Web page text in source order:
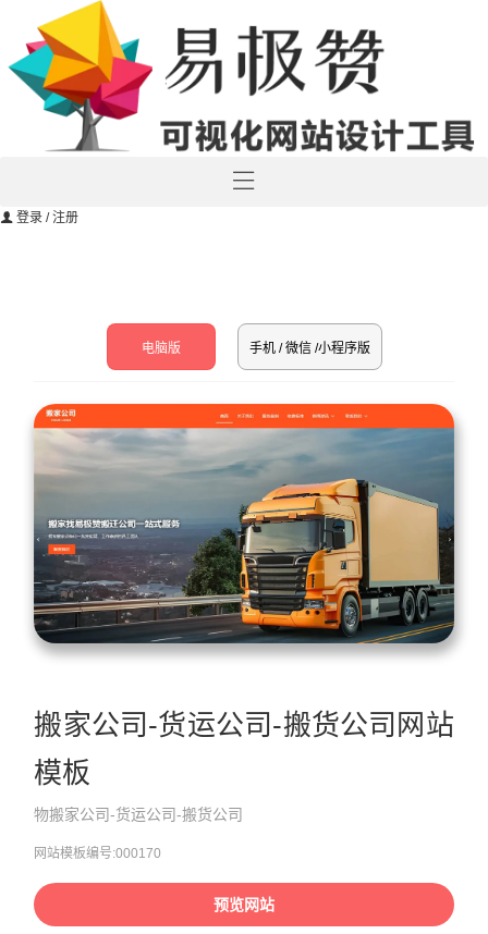
登录 / 注册
电脑版 手机 / 微信 /小程序版
搬家公司-货运公司-搬货公司网站
模板
物搬家公司-货运公司-搬货公司
网站模板编号:000170
预览网站